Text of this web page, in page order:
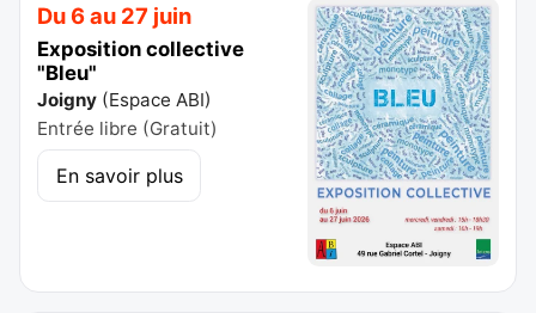
Du 6 au 27 juin
Exposition collective
"Bleu"
Joigny (Espace ABI)
Entrée libre (Gratuit)
En savoir plus